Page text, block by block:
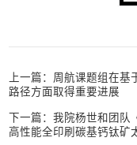
上一篇： 周航课题组在基
路径方面取得重要进展
下一篇：我院杨世和团队
高性能全印刷碳基钙钛矿